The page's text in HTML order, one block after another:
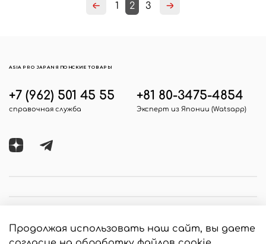
1 2 3
+7 (962) 501 45 55
справочная служба
+81 80-3475-4854
Эксперт из Японии (Watsapp)
ASIA PRO JAPAN ЯПОНСКИЕ ТОВАРЫ
Продолжая использовать наш сайт, вы даете